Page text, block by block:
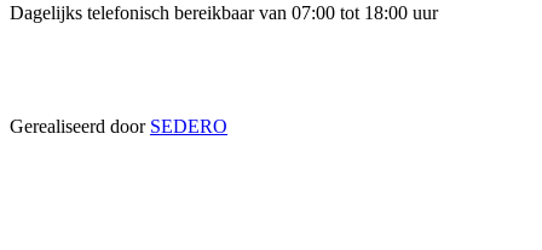
Dagelijks telefonisch bereikbaar van 07:00 tot 18:00 uur
Gerealiseerd door SEDERO